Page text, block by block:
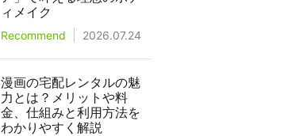
ィメイク
Recommend 2026.07.24
漫画の宅配レンタルの魅
力とは？メリットや料
金、仕組みと利用方法を
わかりやすく解説